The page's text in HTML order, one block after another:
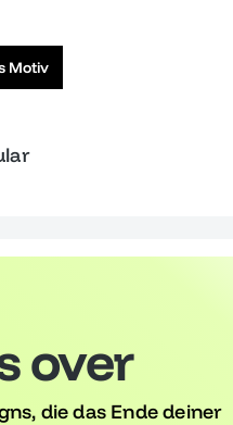
Motiv
over
die das Ende deiner